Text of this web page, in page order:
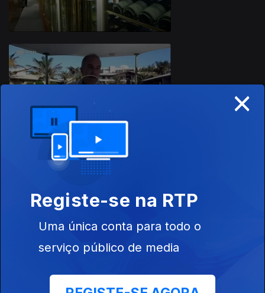
×
Registe-se na RTP
Uma única conta para todo o
serviço público de media